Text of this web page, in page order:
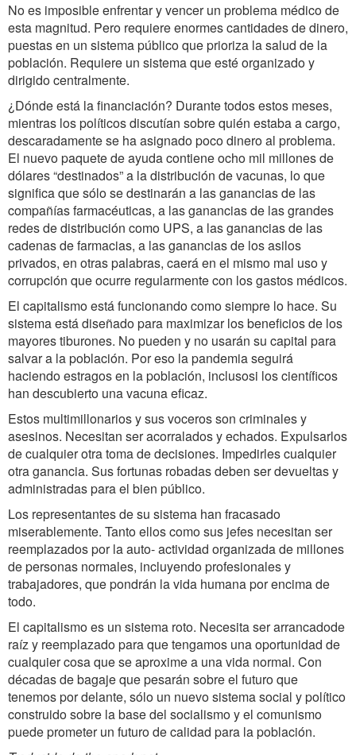
No es imposible enfrentar y vencer un problema médico de
esta magnitud. Pero requiere enormes cantidades de dinero,
puestas en un sistema público que prioriza la salud de la
población. Requiere un sistema que esté organizado y
dirigido centralmente.
¿Dónde está la financiación? Durante todos estos meses,
mientras los políticos discutían sobre quién estaba a cargo,
descaradamente se ha asignado poco dinero al problema.
El nuevo paquete de ayuda contiene ocho mil millones de
dólares “destinados” a la distribución de vacunas, lo que
significa que sólo se destinarán a las ganancias de las
compañías farmacéuticas, a las ganancias de las grandes
redes de distribución como UPS, a las ganancias de las
cadenas de farmacias, a las ganancias de los asilos
privados, en otras palabras, caerá en el mismo mal uso y
corrupción que ocurre regularmente con los gastos médicos.
El capitalismo está funcionando como siempre lo hace. Su
sistema está diseñado para maximizar los beneficios de los
mayores tiburones. No pueden y no usarán su capital para
salvar a la población. Por eso la pandemia seguirá
haciendo estragos en la población, inclusosi los científicos
han descubierto una vacuna eficaz.
Estos multimillonarios y sus voceros son criminales y
asesinos. Necesitan ser acorralados y echados. Expulsarlos
de cualquier otra toma de decisiones. Impedirles cualquier
otra ganancia. Sus fortunas robadas deben ser devueltas y
administradas para el bien público.
Los representantes de su sistema han fracasado
miserablemente. Tanto ellos como sus jefes necesitan ser
reemplazados por la auto- actividad organizada de millones
de personas normales, incluyendo profesionales y
trabajadores, que pondrán la vida humana por encima de
todo.
El capitalismo es un sistema roto. Necesita ser arrancadode
raíz y reemplazado para que tengamos una oportunidad de
cualquier cosa que se aproxime a una vida normal. Con
décadas de bagaje que pesarán sobre el futuro que
tenemos por delante, sólo un nuevo sistema social y político
construido sobre la base del socialismo y el comunismo
puede prometer un futuro de calidad para la población.